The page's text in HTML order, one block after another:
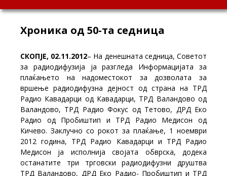
Хроника од 50-та седница
СКОПЈЕ, 02.11.2012– На денешната седница, Советот
за радиодифузија ja разгледа Информацијата за
плаќањето на надоместокот за дозволата за
вршење радиодифузна дејност од страна на ТРД
Радио Кавадарци од Кавадарци, ТРД Валандово од
Валандово, ТРД Радио Фокус од Тетово, ДРД Еко
Радио од Пробиштип и ТРД Радио Медисон од
Кичево. Заклучно со рокот за плаќање, 1 ноември
2012 година, ТРД Радио Кавадарци и ТРД Радио
Медисон ја исполнија својата обврска, додека
останатите три трговски радиодифузни друштва
ТРД Валандово, ДРД Еко Радио- Пробиштип и ТРД